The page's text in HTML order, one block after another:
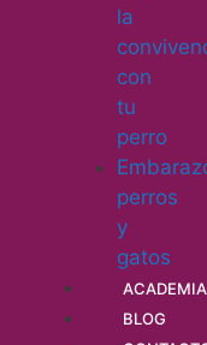
la
con
tu
perro
perros
y
gatos
ACADEMIA
BLOG